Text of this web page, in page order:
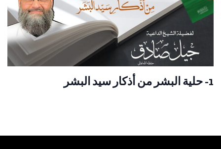
1- حلية البشر من أذكار سيد البشر